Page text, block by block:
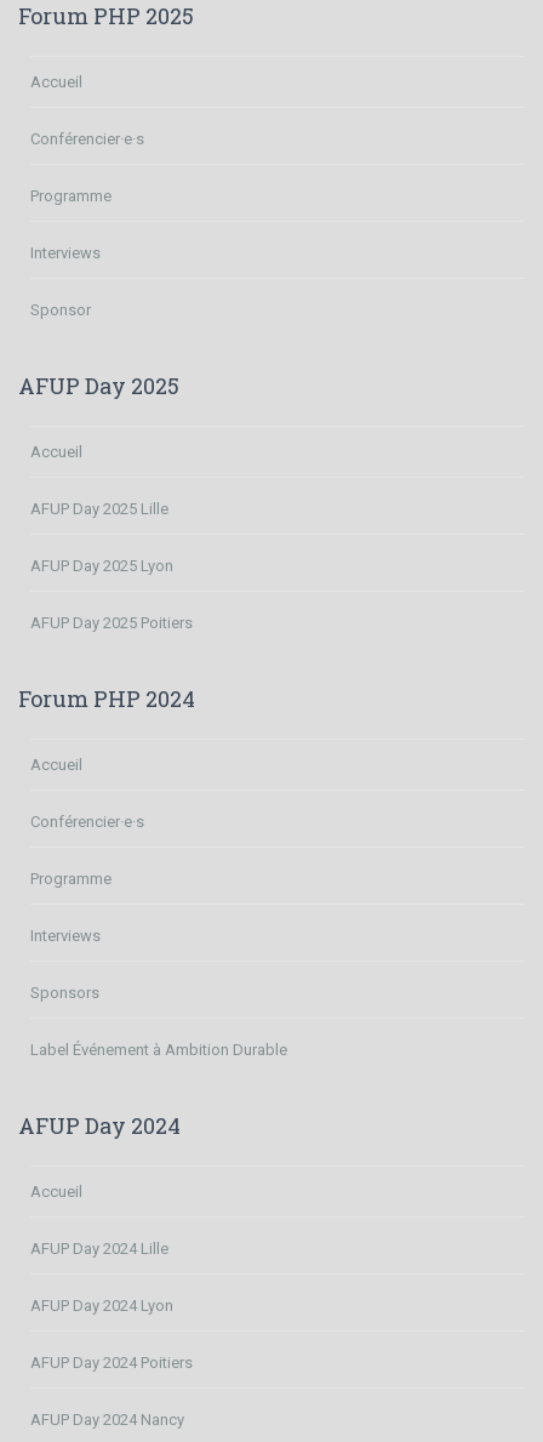
Forum PHP 2025
Accueil
Conférencier·e·s
Programme
Interviews
Sponsor
AFUP Day 2025
Accueil
AFUP Day 2025 Lille
AFUP Day 2025 Lyon
AFUP Day 2025 Poitiers
Forum PHP 2024
Accueil
Conférencier·e·s
Programme
Interviews
Sponsors
Label Événement à Ambition Durable
AFUP Day 2024
Accueil
AFUP Day 2024 Lille
AFUP Day 2024 Lyon
AFUP Day 2024 Poitiers
AFUP Day 2024 Nancy